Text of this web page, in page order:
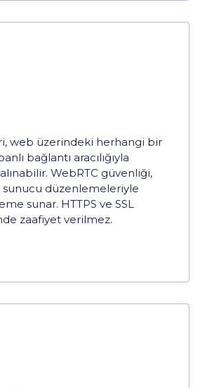
web üzerindeki herhangi bir
bağlantı aracılığıyla
WebRTC güvenliği,
düzenlemeleriyle
sunar. HTTPS ve SSL
zaafiyet verilmez.